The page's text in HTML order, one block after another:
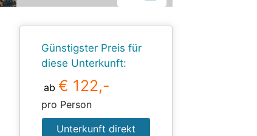
Günstigster Preis für
diese Unterkunft:
ab € 122,-
pro Person
Unterkunft direkt